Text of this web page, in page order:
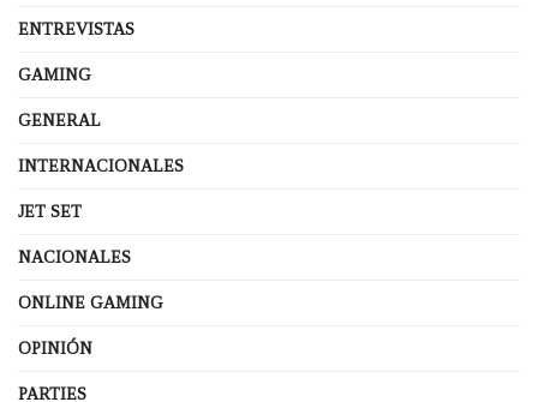
ENTREVISTAS
GAMING
GENERAL
INTERNACIONALES
JET SET
NACIONALES
ONLINE GAMING
OPINIÓN
PARTIES